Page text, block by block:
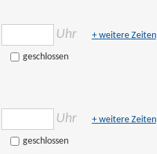
Uhr + weitere Zeiten
geschlossen
Uhr + weitere Zeiten
geschlossen